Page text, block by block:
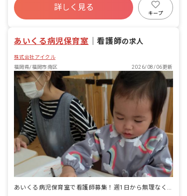
いします。 ＜クラス定員＞ 0~2歳児ク
ラス 2歳児12名‧1歳児10名‧0歳児9名
クラス 120名／職員5名 (その他パート
す) ■保育理念 ・人から愛される喜びを
知り、人や物を愛し、感謝する心を育て
よう。 ・目標達成の喜びを知る事で、ど
んな事にもくじけない強い精神力を養お
う。 ・たくさんの遊びや運動を通して、
自ら危険を回避できる健康な体をつくろ
う。 ・自ら考える力を養い、何事にも意
欲的に行動できる子どもを育てよう。 ■
保育のこだわり たくさんのカリキュラム
や行事‧日々の生活から様々な経験を通
して、自分に自信をつけてもらい、そこ
から苦手なものにもチャレンジし、バラ
ンスのとれた成長をしてほしいと考えて
います。 具体的なカリキュラムとしては
体操‧水泳‧絵画‧茶道‧英語‧音楽等
福利厚生充実
残業少なめ
昇給昇進あり
詳しく見る
キープ
あいくる病児保育室 ｜看護師の求人
株式会社アイクル
福岡県/福岡市南区
2026/08/06更新
あいくる病児保育室で看護師募集！週1日から無理なく働けます！